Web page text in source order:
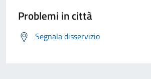
Problemi in città
Segnala disservizio